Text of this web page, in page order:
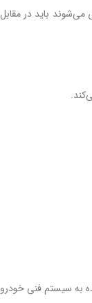
باید در مقابل
به سیستم فنی خودرو